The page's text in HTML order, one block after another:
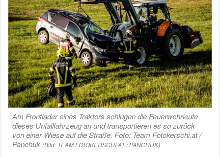
Am Frontlader eines Traktors schlugen die Feuerwehrleute
dieses Unfallfahrzeug an und transportieren es so zurück
von einer Wiese auf die Straße. Foto: Team Fotokerschi.at /
Panchuk (Bild: TEAM FOTOKERSCHI.AT / PANCHUK)